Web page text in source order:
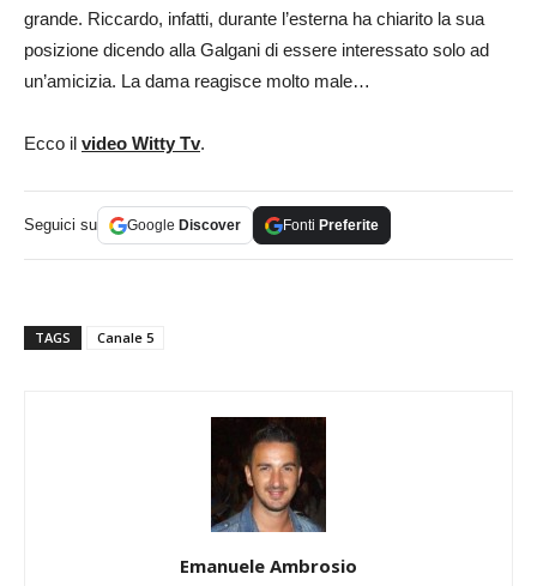
grande. Riccardo, infatti, durante l’esterna ha chiarito la sua
posizione dicendo alla Galgani di essere interessato solo ad
un’amicizia. La dama reagisce molto male…
Ecco il video Witty Tv.
Seguici su Google Discover Fonti Preferite
TAGS Canale 5
Emanuele Ambrosio